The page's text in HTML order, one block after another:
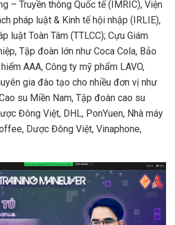
– Truyền thông Quốc tế (IMRIC), Viện
pháp luật & Kinh tế hội nhập (IRLIE),
luật Toàn Tâm (TTLCC); Cựu Giám
Tập đoàn lớn như Coca Cola, Bảo
AAA, Công ty mỹ phẩm LAVO,
gia đào tạo cho nhiều đơn vị như
su Miền Nam, Tập đoàn cao su
Đông Việt, DHL, PonYuen, Nhà máy
Dược Đông Việt, Vinaphone,